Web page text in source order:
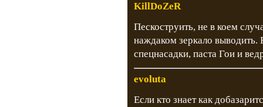
KillDoZeR
Пескоструить, не в коем
наждаком зеркало
спецнасадки, паста Гои и
evoluta
Если кто знает как